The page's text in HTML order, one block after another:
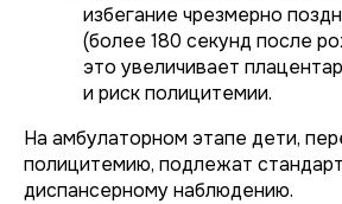
избегание чрезмерно
(более 180 секунд после
это увеличивает
и риск полицитемии.
На амбулаторном этапе дети,
полицитемию, подлежат
диспансерному наблюдению.